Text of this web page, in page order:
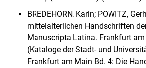
BREDEHORN, Karin; POWITZ,
mittelalterlichen Handschriften
Manuscripta Latina. Frankfurt
(Kataloge der Stadt- und
Frankfurt am Main Bd. 4: Die